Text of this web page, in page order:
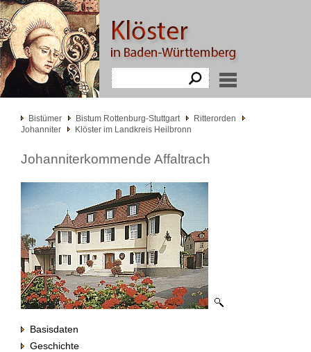
Bistümer Bistum Rottenburg-Stuttgart
Ritterorden
Johanniter
Klöster im Landkreis Heilbronn
Johanniterkommende Affaltrach
Basisdaten
Geschichte